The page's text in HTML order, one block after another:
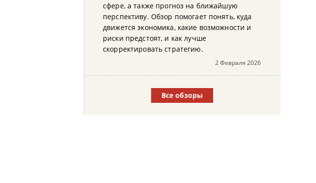
сфере, а также прогноз на ближайшую
перспективу. Обзор помогает понять, куда
движется экономика, какие возможности и
риски предстоят, и как лучше
скорректировать стратегию.
2 Февраля 2026
Все обзоры